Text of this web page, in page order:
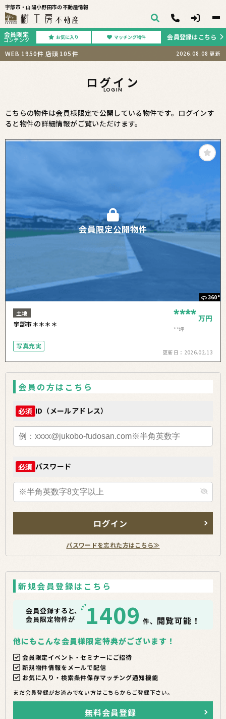
宇部市・山陽小野田市の不動産情報
会員限定
コンテンツ お気に入り マッチング物件
会員登録はこちら
WEB 1950件 店頭 105件 2026.08.08 更新
ログイン
LOGIN
こちらの物件は会員様限定で公開している物件です。ログインす
ると物件の詳細情報がご覧いただけます。
会員限定公開物件
360°
土地
宇部市＊＊＊＊ **** 万円
**坪
写真充実
更新日： 2026.02.13
会員の方はこちら
必須 ID（メールアドレス）
必須 パスワード
ログイン
パスワードを忘れた方はこちら≫
新規会員登録はこちら
会員登録すると、
会員限定物件が
1409 件、 閲覧可能！
他にもこんな会員様限定特典がございます！
会員限定イベント・セミナーにご招待
新規物件情報をメールで配信
お気に入り・検索条件保存マッチング通知機能
まだ会員登録がお済みでない方はこちらからご登録下さい。
無料会員登録